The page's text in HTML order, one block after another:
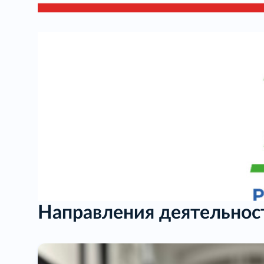
Направления